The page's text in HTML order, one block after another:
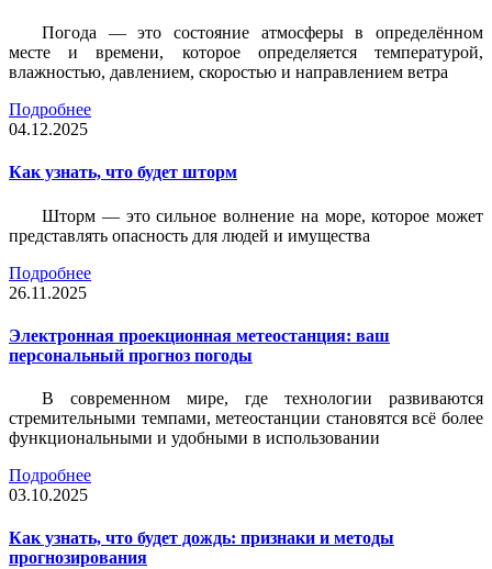
Погода — это состояние атмосферы в определённом
месте и времени, которое определяется температурой,
влажностью, давлением, скоростью и направлением ветра
Подробнее
04.12.2025
Как узнать, что будет шторм
Шторм — это сильное волнение на море, которое может
представлять опасность для людей и имущества
Подробнее
26.11.2025
Электронная проекционная метеостанция: ваш
персональный прогноз погоды
В современном мире, где технологии развиваются
стремительными темпами, метеостанции становятся всё более
функциональными и удобными в использовании
Подробнее
03.10.2025
Как узнать, что будет дождь: признаки и методы
прогнозирования